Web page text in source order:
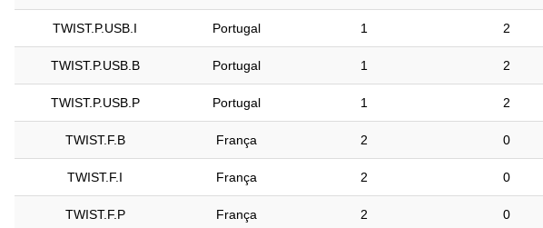
TWIST.P.USB.I Portugal 1 2
TWIST.P.USB.B Portugal 1 2
TWIST.P.USB.P Portugal 1 2
TWIST.F.B França 2 0
TWIST.F.I França 2 0
TWIST.F.P França 2 0